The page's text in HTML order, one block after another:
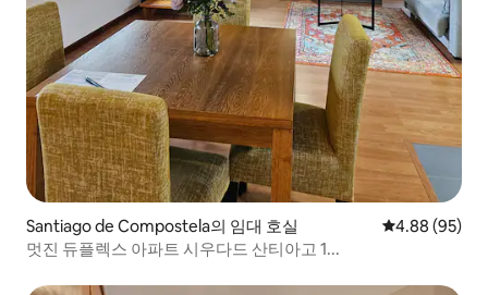
Santiago de Compostela의 임대 호실 평점 4.88점(5
4.88 (95)
멋진 듀플렉스 아파트 시우다드 산티아고 1...